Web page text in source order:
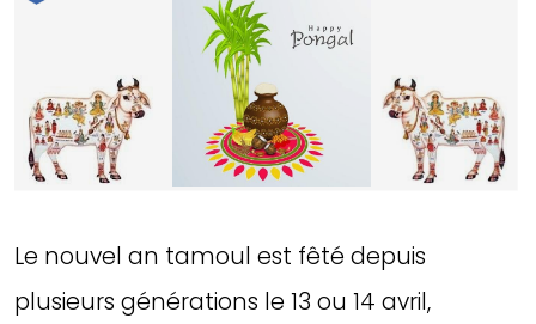
Le nouvel an tamoul est fêté depuis
plusieurs générations le 13 ou 14 avril,